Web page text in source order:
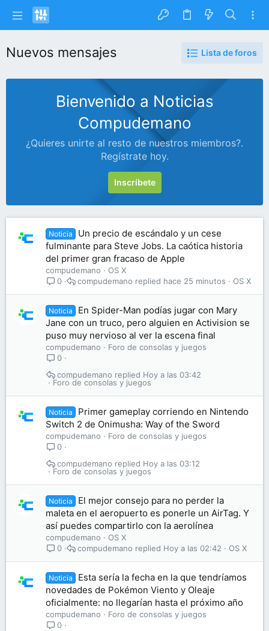
Nuevos mensajes Lista de foros
Bienvenido a Noticias
Compudemano
¿Quieres unirte al resto de nuestros miembros?.
Regístrate hoy.
Inscríbete
Noticia
Un precio de escándalo y un cese
fulminante para Steve Jobs. La caótica historia
del primer gran fracaso de Apple
compudemano
OS X
0
OS X
hace 25 minutos
compudemano
Noticia
En Spider-Man podías jugar con Mary
Jane con un truco, pero alguien en Activision se
puso muy nervioso al ver la escena final
compudemano
Foro de consolas y juegos
0
Foro de consolas y juegos
Hoy a las 03:42
compudemano
Noticia
Primer gameplay corriendo en Nintendo
Switch 2 de Onimusha: Way of the Sword
compudemano
Foro de consolas y juegos
0
Foro de consolas y juegos
Hoy a las 03:12
compudemano
Noticia
El mejor consejo para no perder la
maleta en el aeropuerto es ponerle un AirTag. Y
así puedes compartirlo con la aerolínea
compudemano
OS X
0
OS X
Hoy a las 02:42
compudemano
Noticia
Esta sería la fecha en la que tendríamos
novedades de Pokémon Viento y Oleaje
oficialmente: no llegarían hasta el próximo año
compudemano
Foro de consolas y juegos
0